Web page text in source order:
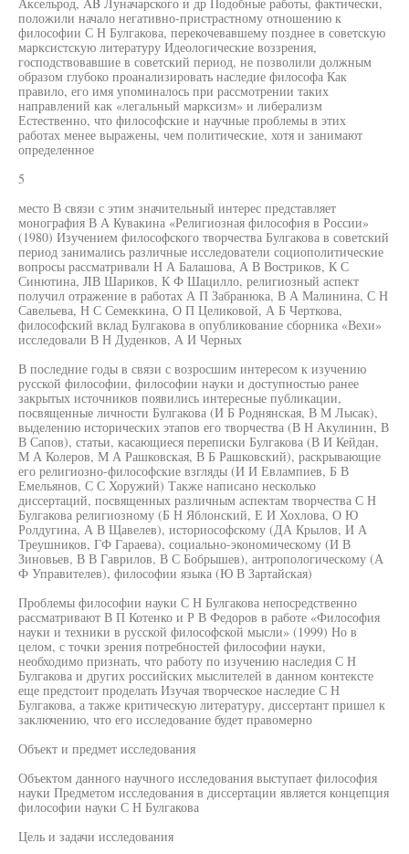
положили начало негативно-пристрастному отношению к
философии С Н Булгакова, перекочевавшему позднее в советскую
марксистскую литературу Идеологические воззрения,
господствовавшие в советский период, не позволили должным
образом глубоко проанализировать наследие философа Как
правило, его имя упоминалось при рассмотрении таких
направлений как «легальный марксизм» и либерализм
Естественно, что философские и научные проблемы в этих
работах менее выражены, чем политические, хотя и занимают
определенное
5
место В связи с этим значительный интерес представляет
монография В А Кувакина «Религиозная философия в России»
(1980) Изучением философского творчества Булгакова в советский
период занимались различные исследователи социополитические
вопросы рассматривали Н А Балашова, А В Востриков, К С
Синютина, JIВ Шариков, К Ф Шацилло, религиозный аспект
получил отражение в работах А П Забранюка, В А Малинина, С Н
Савельева, Н С Семеккина, О П Целиковой, А Б Черткова,
философский вклад Булгакова в опубликование сборника «Вехи»
исследовали В Н Дуденков, А И Черных
В последние годы в связи с возросшим интересом к изучению
русской философии, философии науки и доступностью ранее
закрытых источников появились интересные публикации,
посвященные личности Булгакова (И Б Роднянская, В М Лысак),
выделению исторических этапов его творчества (В Н Акулинин, В
В Сапов), статьи, касающиеся переписки Булгакова (В И Кейдан,
М А Колеров, М А Рашковская, В Б Рашковский), раскрывающие
его религиозно-философские взгляды (И И Евлампиев, Б В
Емельянов, С С Хоружий) Также написано несколько
диссертаций, посвященных различным аспектам творчества С Н
Булгакова религиозному (Б Н Яблонский, Е И Хохлова, О Ю
Ролдугина, А В Щавелев), историософскому (ДА Крылов, И А
Треушников, ГФ Гараева), социально-экономическому (И В
Зиновьев, В В Гаврилов, В С Бобрышев), антропологическому (А
Ф Управителев), философии языка (Ю В Зартайская)
Проблемы философии науки С Н Булгакова непосредственно
рассматривают В П Котенко и Р В Федоров в работе «Философия
науки и техники в русской философской мысли» (1999) Но в
целом, с точки зрения потребностей философии науки,
необходимо признать, что работу по изучению наследия С Н
Булгакова и других российских мыслителей в данном контексте
еще предстоит проделать Изучая творческое наследие С Н
Булгакова, а также критическую литературу, диссертант пришел к
заключению, что его исследование будет правомерно
Объект и предмет исследования
Объектом данного научного исследования выступает философия
науки Предметом исследования в диссертации является концепция
философии науки С Н Булгакова
Цель и задачи исследования